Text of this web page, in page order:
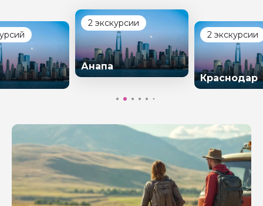
2 экскурсии
Анапа
2 экскурсии
Краснодар
Задайте свой вопрос гиду
Ваша электронная почта
Ваш номер телефона